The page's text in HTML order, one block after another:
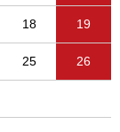
18 19
25 26